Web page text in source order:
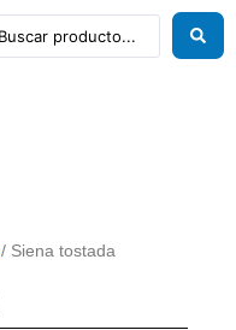
/ Siena tostada